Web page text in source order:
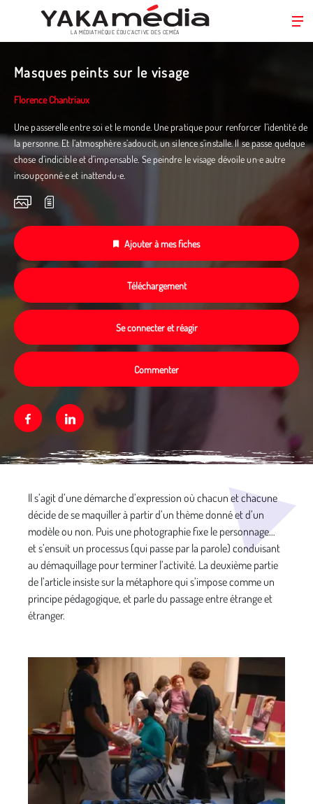
principal
LA MÉDIATHÈQUE ÉDUC’ACTIVE DES CEMÉA
Masques peints sur le visage
Florence Chantriaux
Une passerelle entre soi et le monde. Une pratique pour renforcer l’identité de
la personne. Et l’atmosphère s’adoucit, un silence s’installe. Il se passe quelque
chose d’indicible et d’impensable. Se peindre le visage dévoile un·e autre
insoupçonné·e et inattendu·e.
Ajouter à mes fiches
Téléchargement
Se connecter et réagir
Commenter
FacebookLinkedin
Il s’agit d’une démarche d’expression où chacun et chacune
décide de se maquiller à partir d’un thème donné et d’un
modèle ou non. Puis une photographie fixe le personnage…
et s’ensuit un processus (qui passe par la parole) conduisant
au démaquillage pour terminer l’activité. La deuxième partie
de l’article insiste sur la métaphore qui s’impose comme un
principe pédagogique, et parle du passage entre étrange et
étranger.